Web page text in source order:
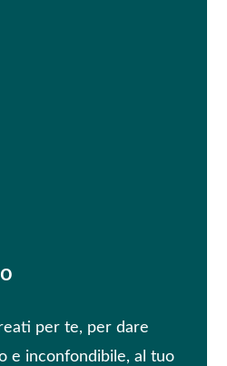
per te, per dare
e inconfondibile, al tuo